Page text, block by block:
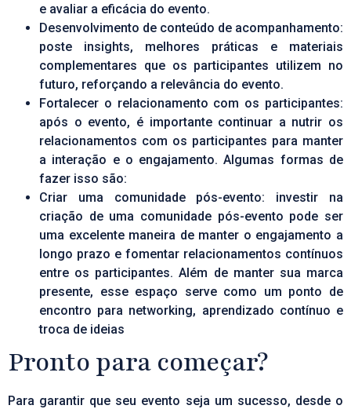
e avaliar a eficácia do evento.
Desenvolvimento de conteúdo de acompanhamento:
poste insights, melhores práticas e materiais
complementares que os participantes utilizem no
futuro, reforçando a relevância do evento.
Fortalecer o relacionamento com os participantes:
após o evento, é importante continuar a nutrir os
relacionamentos com os participantes para manter
a interação e o engajamento. Algumas formas de
fazer isso são:
Criar uma comunidade pós-evento: investir na
criação de uma comunidade pós-evento pode ser
uma excelente maneira de manter o engajamento a
longo prazo e fomentar relacionamentos contínuos
entre os participantes. Além de manter sua marca
presente, esse espaço serve como um ponto de
encontro para networking, aprendizado contínuo e
troca de ideias
Pronto para começar?
Para garantir que seu evento seja um sucesso, desde o